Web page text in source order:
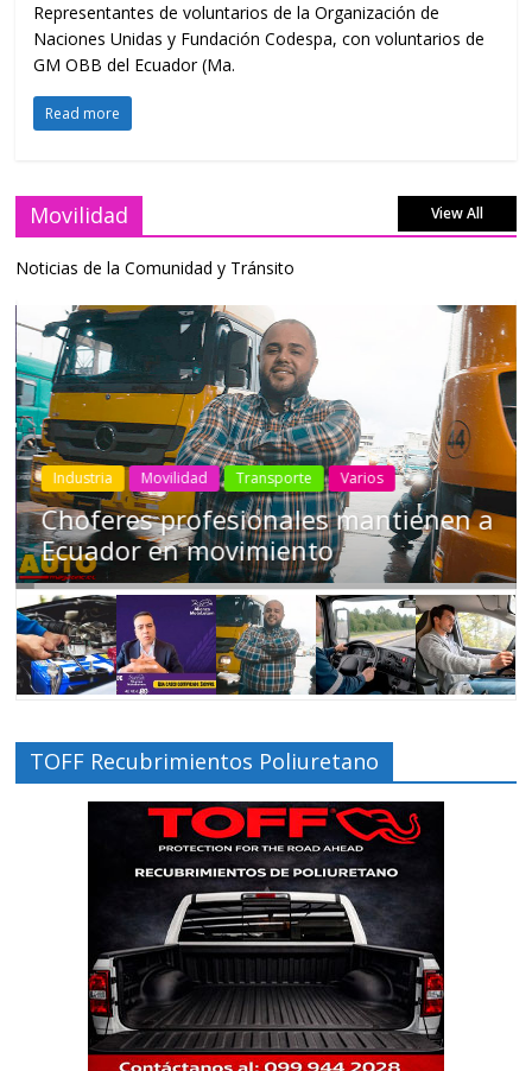
Representantes de voluntarios de la Organización de
Naciones Unidas y Fundación Codespa, con voluntarios de
GM OBB del Ecuador (Ma.
Read more
Movilidad View All
Noticias de la Comunidad y Tránsito
Industria Movilidad Transporte Varios
Choferes profesionales mantienen a
Ecuador en movimiento
TOFF Recubrimientos Poliuretano